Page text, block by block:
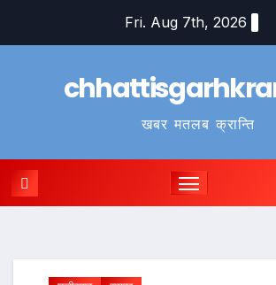
Fri. Aug 7th, 2026
खबर मतलब क्रान्ति